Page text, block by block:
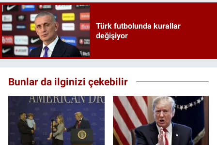
Türk futbolunda kurallar
değişiyor
Bunlar da ilginizi çekebilir